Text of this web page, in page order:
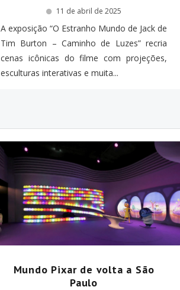
11 de abril de 2025
A exposição “O Estranho Mundo de Jack de
Tim Burton – Caminho de Luzes” recria
cenas icônicas do filme com projeções,
esculturas interativas e muita...
Mundo Pixar de volta a São
Paulo